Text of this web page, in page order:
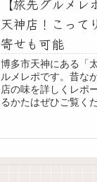
天神店！こって
寄せも可能
博多市天神にある「
ルメレポです。昔な
店の味を詳しくレポ
るかたはぜひご覧く